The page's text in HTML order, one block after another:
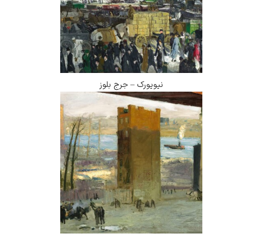
نیویورک – جرج بلوز